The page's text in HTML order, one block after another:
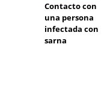
Contacto con
una persona
infectada con
sarna